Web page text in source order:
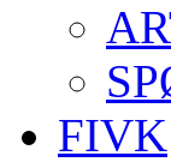
FIVK